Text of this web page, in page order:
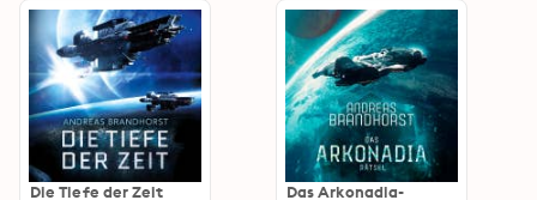
Die Tiefe der Zeit
Das Arkonadia-